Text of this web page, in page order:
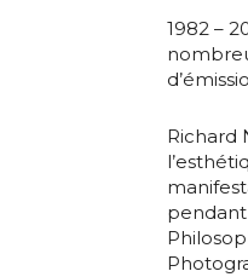
1982 –
Richard